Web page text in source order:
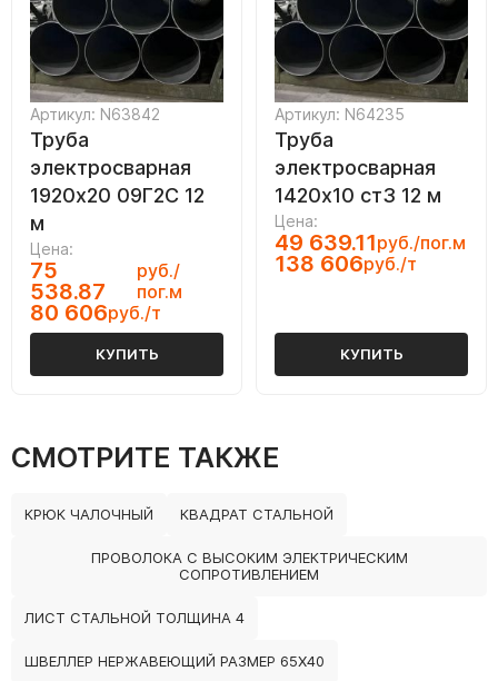
Артикул: N63842
Труба
электросварная
1920х20 09Г2С 12
м
Цена:
75
538.87
руб./
пог.м
80 606руб./т
КУПИТЬ
Артикул: N64235
Труба
электросварная
1420х10 ст3 12 м
Цена:
49 639.11руб./пог.м
138 606руб./т
КУПИТЬ
СМОТРИТЕ ТАКЖЕ
КРЮК ЧАЛОЧНЫЙ КВАДРАТ СТАЛЬНОЙ
ПРОВОЛОКА С ВЫСОКИМ ЭЛЕКТРИЧЕСКИМ
СОПРОТИВЛЕНИЕМ
ЛИСТ СТАЛЬНОЙ ТОЛЩИНА 4
ШВЕЛЛЕР НЕРЖАВЕЮЩИЙ РАЗМЕР 65Х40